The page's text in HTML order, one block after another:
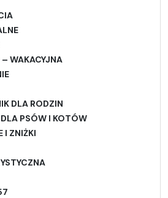
WAKACYJNA
DLA RODZIN
PSÓW I KOTÓW
I ZNIŻKI